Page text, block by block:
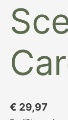
€ 29,97